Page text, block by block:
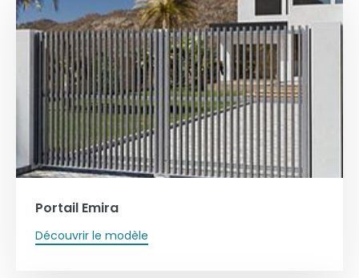
Portail Emira
Découvrir le modèle